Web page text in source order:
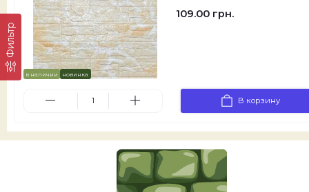
Фильтр
в наличии новинка
109.00 грн.
В корзину